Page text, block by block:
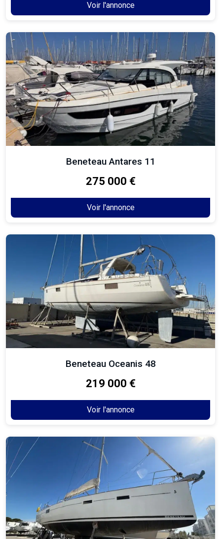
Voir l'annonce
Beneteau Antares 11
275 000 €
Voir l'annonce
Beneteau Oceanis 48
219 000 €
Voir l'annonce